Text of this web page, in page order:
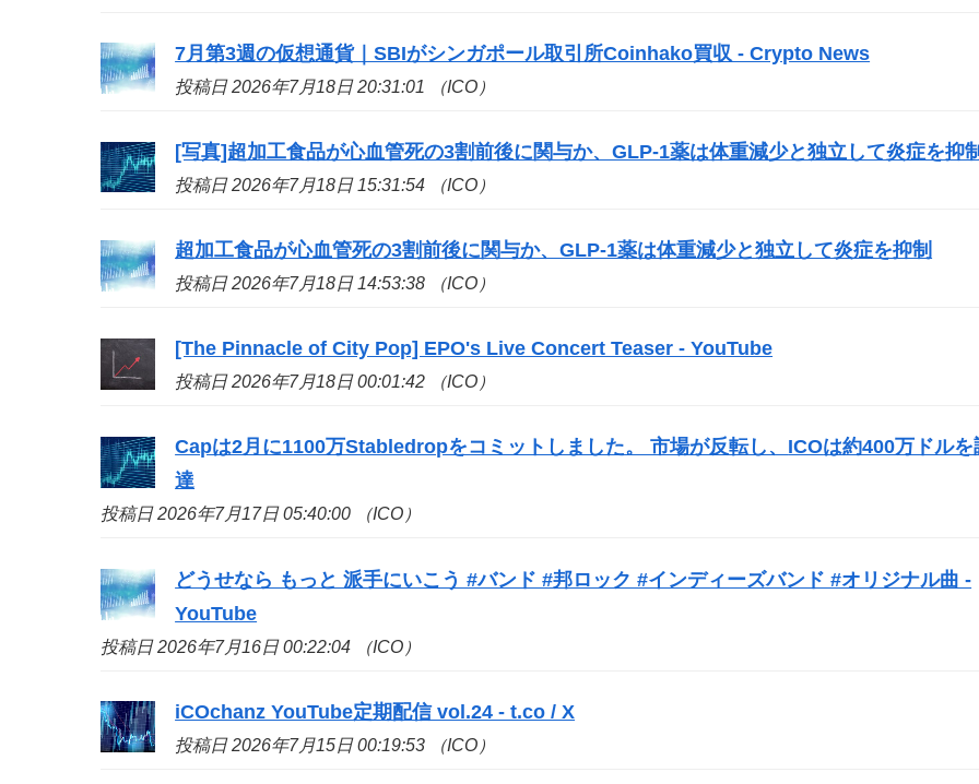
7月第3週の仮想通貨｜SBIがシンガポール取引所Coinhako買収 - Crypto News
投稿日 2026年7月18日 20:31:01 （ICO）
[写真]超加工食品が心血管死の3割前後に関与か、GLP-1薬は体重減少と独立して炎症を抑
投稿日 2026年7月18日 15:31:54 （ICO）
超加工食品が心血管死の3割前後に関与か、GLP-1薬は体重減少と独立して炎症を抑制
投稿日 2026年7月18日 14:53:38 （ICO）
[The Pinnacle of City Pop] EPO's Live Concert Teaser - YouTube
投稿日 2026年7月18日 00:01:42 （ICO）
Capは2月に1100万Stabledropをコミットしました。 市場が反転し、 ICOは約400万ドルを
達
投稿日 2026年7月17日 05:40:00 （ICO）
どうせなら もっと 派手にいこう #バンド #邦ロック #インディーズバンド #オリジナル曲 -
YouTube
投稿日 2026年7月16日 00:22:04 （ICO）
iCOchanz YouTube定期配信 vol.24 - t.co / X
投稿日 2026年7月15日 00:19:53 （ICO）